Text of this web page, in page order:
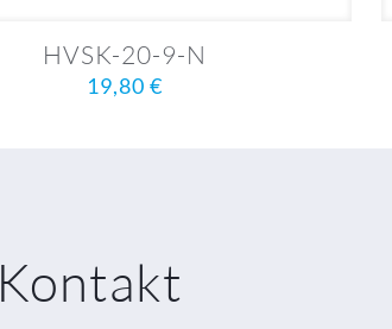
HVSK-20-9-N
19,80€
Kontakt